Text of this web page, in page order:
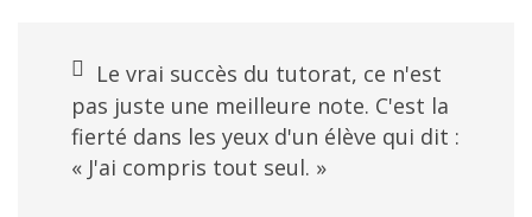
Le vrai succès du tutorat, ce n'est
pas juste une meilleure note. C'est la
fierté dans les yeux d'un élève qui dit :
« J'ai compris tout seul. »